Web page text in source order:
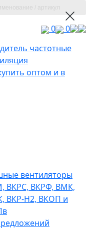
0
0
частотные
оптом и в
вентиляторы
ВКРС, ВКРФ, ВМК,
ВКР-Н2, ВКОП и